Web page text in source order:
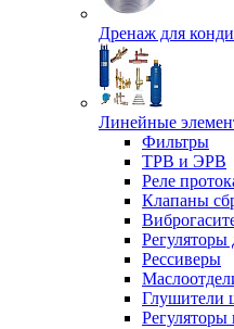
Дренаж для
Линейные
Фильтры
ТРВ и ЭРВ
Реле
Клапаны
Регуляторы
Рессиверы
Глушители
Регуляторы